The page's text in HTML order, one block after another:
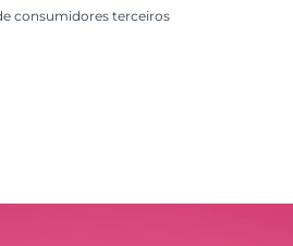
consumidores terceiros